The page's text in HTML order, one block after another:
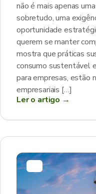
não é mais apenas
sobretudo, uma
oportunidade
querem se manter
mostra que práticas
consumo sustentável
para empresas, estão
empresariais […]
Ler o artigo →